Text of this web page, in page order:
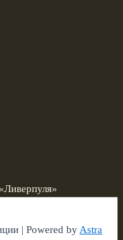
| Powered byAstra